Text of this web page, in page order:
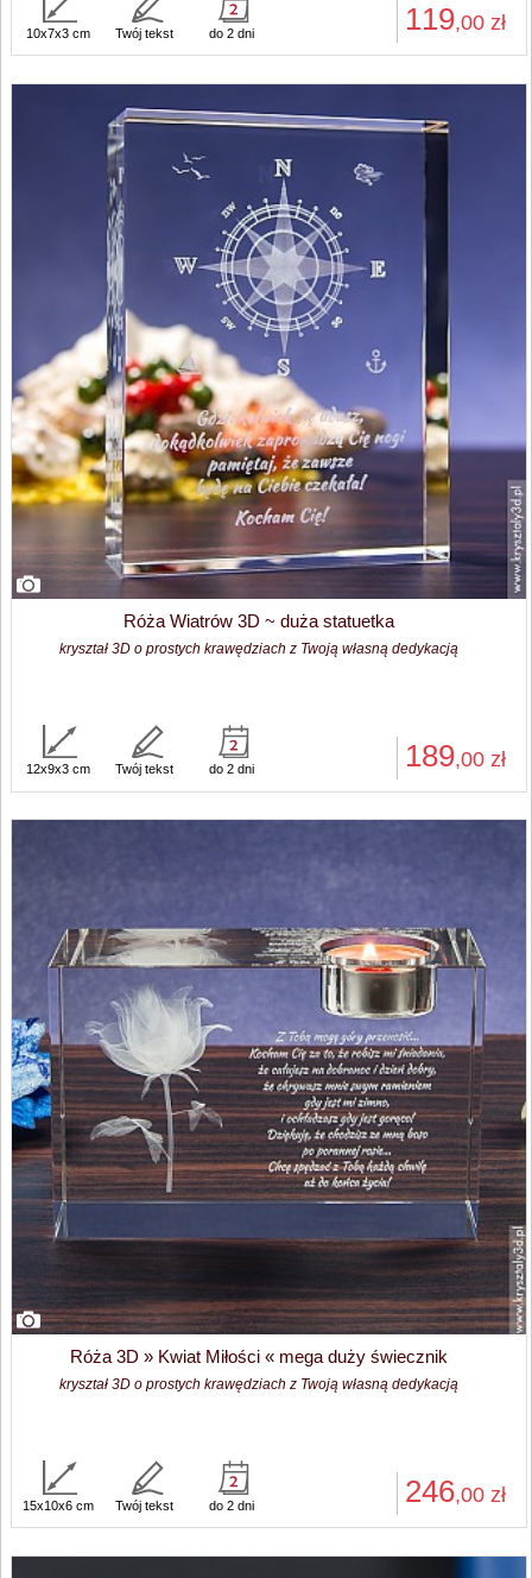
119,00 zł
10x7x3 cm Twój tekst do 2 dni
Róża Wiatrów 3D ~ duża statuetka
kryształ 3D o prostych krawędziach z Twoją własną dedykacją
189,00 zł
12x9x3 cm Twój tekst do 2 dni
Róża 3D » Kwiat Miłości « mega duży świecznik
kryształ 3D o prostych krawędziach z Twoją własną dedykacją
246,00 zł
15x10x6 cm Twój tekst do 2 dni